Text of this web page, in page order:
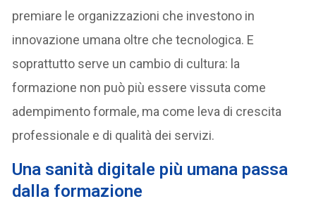
premiare le organizzazioni che investono in
innovazione umana oltre che tecnologica. E
soprattutto serve un cambio di cultura: la
formazione non può più essere vissuta come
adempimento formale, ma come leva di crescita
professionale e di qualità dei servizi.
Una sanità digitale più umana passa
dalla formazione